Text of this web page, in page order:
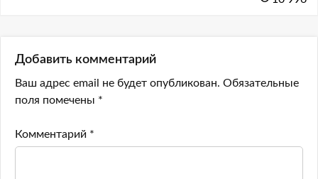
Добавить комментарий
Ваш адрес email не будет опубликован. Обязательные
поля помечены *
Комментарий *